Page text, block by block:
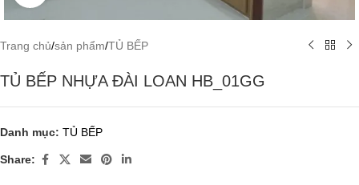
Trang chủ/sản phẩm/TỦ BẾP
TỦ BẾP NHỰA ĐÀI LOAN HB_01GG
Danh mục: TỦ BẾP
Share: